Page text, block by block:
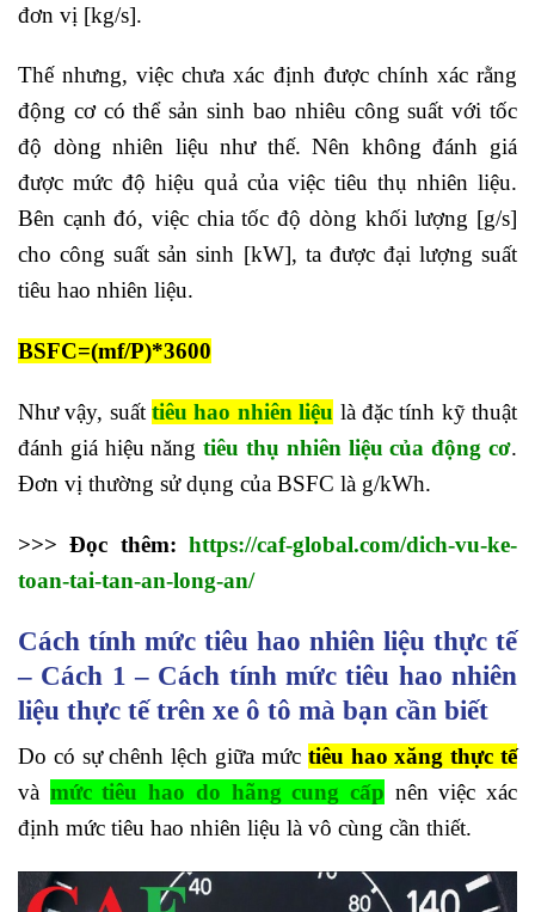
đơn vị [kg/s].
Thế nhưng, việc chưa xác định được chính xác rằng
động cơ có thể sản sinh bao nhiêu công suất với tốc
độ dòng nhiên liệu như thế. Nên không đánh giá
được mức độ hiệu quả của việc tiêu thụ nhiên liệu.
Bên cạnh đó, việc chia tốc độ dòng khối lượng [g/s]
cho công suất sản sinh [kW], ta được đại lượng suất
tiêu hao nhiên liệu.
BSFC=(mf/P)*3600
Như vậy, suấttiêu hao nhiên liệu là đặc tính kỹ thuật
đánh giá hiệu năngtiêu thụ nhiên liệu của động cơ.
Đơn vị thường sử dụng của BSFC là g/kWh.
>>> Đọc thêm: https://caf-global.com/dich-vu-ke-
toan-tai-tan-an-long-an/
Cách tính mức tiêu hao nhiên liệu thực tế
– Cách 1 – Cách tính mức tiêu hao nhiên
liệu thực tế trên xe ô tô mà bạn cần biết
Do có sự chênh lệch giữa mức tiêu hao xăng thực tế
và mức tiêu hao do hãng cung cấp nên việc xác
định mức tiêu hao nhiên liệu là vô cùng cần thiết.